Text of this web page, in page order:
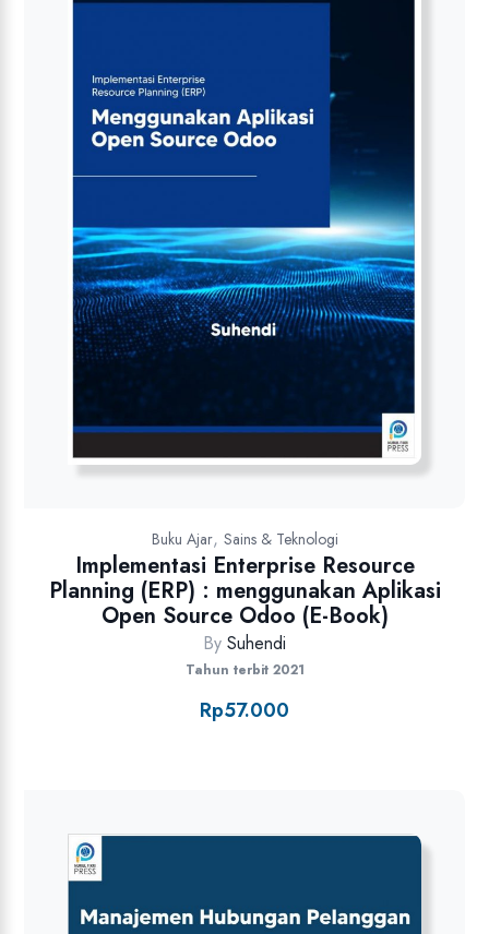
Buku Ajar, Sains & Teknologi
Implementasi Enterprise Resource
Planning (ERP) : menggunakan Aplikasi
Open Source Odoo (E-Book)
By Suhendi
Tahun terbit 2021
Rp57.000